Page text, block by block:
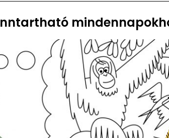
ARCHÍVUM